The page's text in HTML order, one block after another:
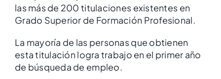
las más de 200 titulaciones existentes en
Grado Superior de Formación Profesional.
La mayoría de las personas que obtienen
esta titulación logra trabajo en el primer año
de búsqueda de empleo.